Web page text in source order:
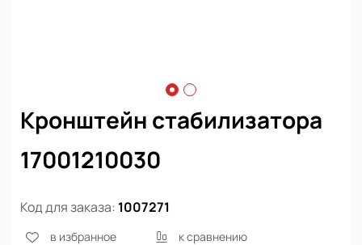
Кронштейн стабилизатора
17001210030
Код для заказа: 1007271
в избранное к сравнению